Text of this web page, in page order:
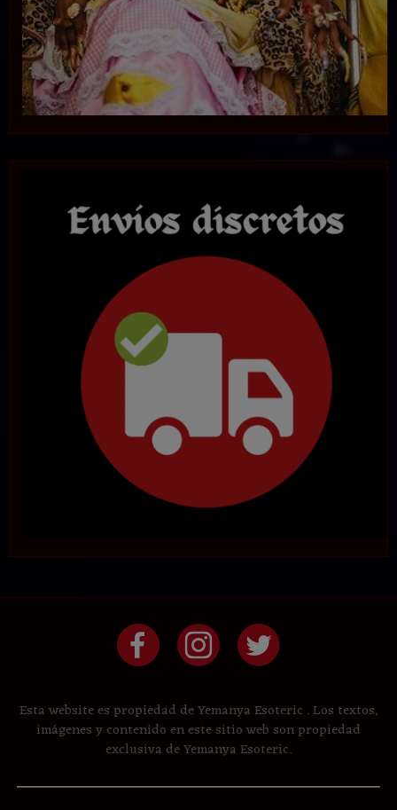
Esta website es propiedad de Yemanya Esoteric . Los textos,
imágenes y contenido en este sitio web son propiedad
exclusiva de Yemanya Esoteric.